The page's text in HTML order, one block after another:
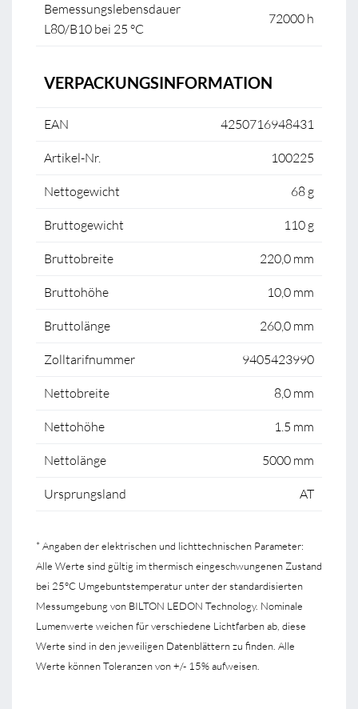
Bemessungslebensdauer
L80/B10 bei 25 °C
72000 h
VERPACKUNGSINFORMATION
EAN 4250716948431
Artikel-Nr. 100225
Nettogewicht 68 g
Bruttogewicht 110 g
Bruttobreite 220,0 mm
Bruttohöhe 10,0 mm
Bruttolänge 260,0 mm
Zolltarifnummer 9405423990
Nettobreite 8,0 mm
Nettohöhe 1.5 mm
Nettolänge 5000 mm
Ursprungsland AT
* Angaben der elektrischen und lichttechnischen Parameter:
Alle Werte sind gültig im thermisch eingeschwungenen Zustand
bei 25°C Umgebuntstemperatur unter der standardisierten
Messumgebung von BILTON LEDON Technology. Nominale
Lumenwerte weichen für verschiedene Lichtfarben ab, diese
Werte sind in den jeweiligen Datenblättern zu finden. Alle
Werte können Toleranzen von +/- 15% aufweisen.